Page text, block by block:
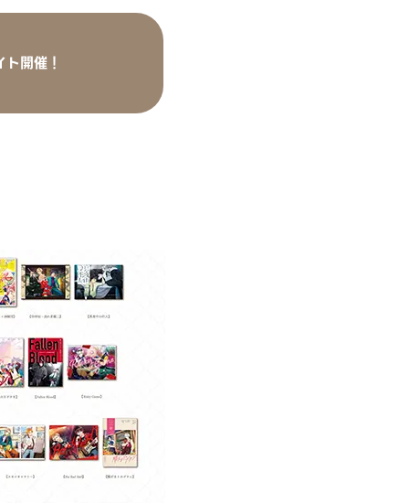
開催！